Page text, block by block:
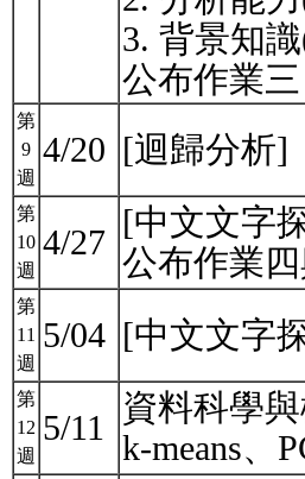
3. 背景知
公布作業三
第
9
週
4/20 [迴歸分析]
第
10
週
4/27 [中文文字
公布作業
第
11
週
5/04 [中文文字
第
12
週
5/11 資料科學
k-means、